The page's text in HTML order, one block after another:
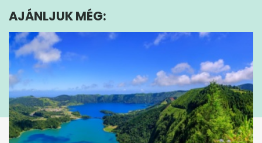
32
seconds
AJÁNLJUK MÉG: